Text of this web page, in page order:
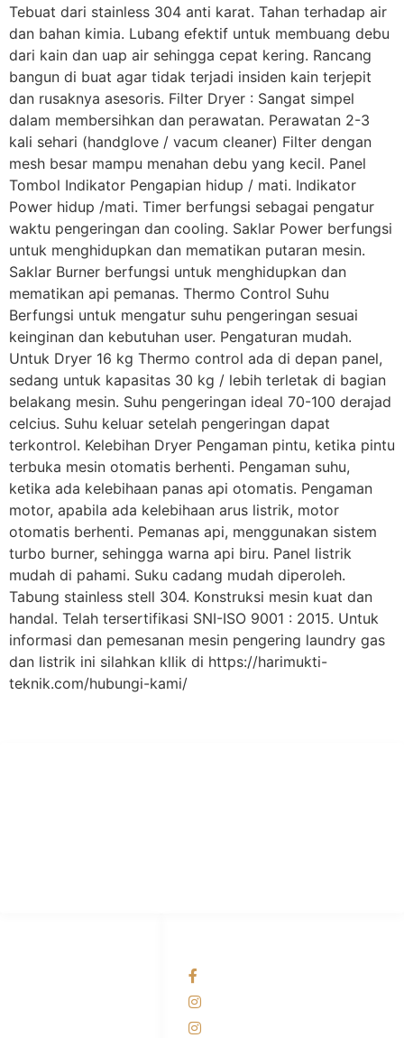
Tebuat dari stainless 304 anti karat. Tahan terhadap air
dan bahan kimia. Lubang efektif untuk membuang debu
dari kain dan uap air sehingga cepat kering. Rancang
bangun di buat agar tidak terjadi insiden kain terjepit
dan rusaknya asesoris. Filter Dryer : Sangat simpel
dalam membersihkan dan perawatan. Perawatan 2-3
kali sehari (handglove / vacum cleaner) Filter dengan
mesh besar mampu menahan debu yang kecil. Panel
Tombol Indikator Pengapian hidup / mati. Indikator
Power hidup /mati. Timer berfungsi sebagai pengatur
waktu pengeringan dan cooling. Saklar Power berfungsi
untuk menghidupkan dan mematikan putaran mesin.
Saklar Burner berfungsi untuk menghidupkan dan
mematikan api pemanas. Thermo Control Suhu
Berfungsi untuk mengatur suhu pengeringan sesuai
keinginan dan kebutuhan user. Pengaturan mudah.
Untuk Dryer 16 kg Thermo control ada di depan panel,
sedang untuk kapasitas 30 kg / lebih terletak di bagian
belakang mesin. Suhu pengeringan ideal 70-100 derajad
celcius. Suhu keluar setelah pengeringan dapat
terkontrol. Kelebihan Dryer Pengaman pintu, ketika pintu
terbuka mesin otomatis berhenti. Pengaman suhu,
ketika ada kelebihaan panas api otomatis. Pengaman
motor, apabila ada kelebihaan arus listrik, motor
otomatis berhenti. Pemanas api, menggunakan sistem
turbo burner, sehingga warna api biru. Panel listrik
mudah di pahami. Suku cadang mudah diperoleh.
Tabung stainless stell 304. Konstruksi mesin kuat dan
handal. Telah tersertifikasi SNI-ISO 9001 : 2015. Untuk
informasi dan pemesanan mesin pengering laundry gas
dan listrik ini silahkan kllik di https://harimukti-
teknik.com/hubungi-kami/